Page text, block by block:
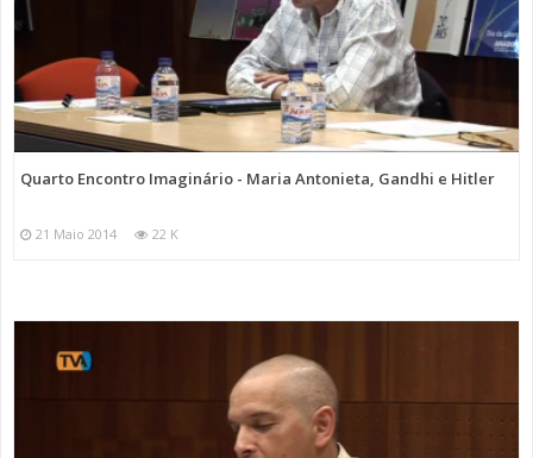
Quarto Encontro Imaginário - Maria Antonieta, Gandhi e Hitler
21 Maio 2014 22 K